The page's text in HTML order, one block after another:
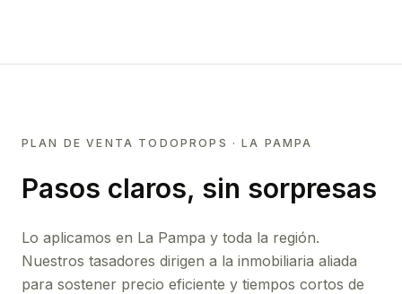
PLAN DE VENTA TODOPROPS ·LA PAMPA
Pasos claros, sin sorpresas
Lo aplicamos en La Pampa y toda la región.
Nuestros tasadores dirigen a la inmobiliaria aliada
para sostener precio eficiente y tiempos cortos de